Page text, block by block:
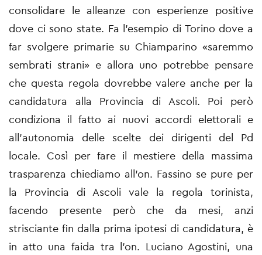
consolidare le alleanze con esperienze positive
dove ci sono state. Fa l'esempio di Torino dove a
far svolgere primarie su Chiamparino «saremmo
sembrati strani» e allora uno potrebbe pensare
che questa regola dovrebbe valere anche per la
candidatura alla Provincia di Ascoli. Poi però
condiziona il fatto ai nuovi accordi elettorali e
all'autonomia delle scelte dei dirigenti del Pd
locale. Così per fare il mestiere della massima
trasparenza chiediamo all'on. Fassino se pure per
la Provincia di Ascoli vale la regola torinista,
facendo presente però che da mesi, anzi
strisciante fin dalla prima ipotesi di candidatura, è
in atto una faida tra l'on. Luciano Agostini, una